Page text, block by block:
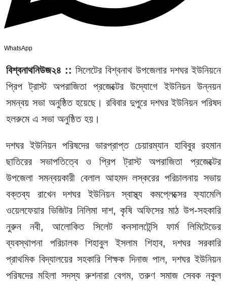
WhatsApp
বিশ্বনাথনিউজ২৪ :: সিলেটের বিশ্বনাথ উপজেলার দশঘর ইউনিয়নে
প্রিপ ট্রাস্ট অপরাজিতা প্রজেক্টের উদ্যোগে ইউনিয়ন উন্নয়ন
সমন্বয় সভা অনুষ্ঠিত হয়েছে। রবিবার দুপুরে দশঘর ইউনিয়ন পরিষদ
হলরুমে এ সভা অনুষ্ঠিত হয়।
দশঘর ইউনিয়ন পরিষদের ভারপ্রাপ্ত চেয়ারম্যান হাবিবুর রহমান
ছাতিরের সভাপতিত্বে ও প্রিপ ট্রাস্ট অপরাজিতা প্রজেক্টের
উপজেলা সমন্বয়কারী বেলাল আহমদ লস্করের পরিচালনায় সভায়
বক্তব্য রাখেন দশঘর ইউনিয়ন স্বাস্থ্য কমপ্লেক্সের ফ্যামেলি
ওয়েলফেয়ার ভিজিটর নিলিমা দাশ, কৃষি অফিসের মাঠ উপ-সহকারি
নুরুন নবী, আলোকিত সিলেট কনসালটেন্সি ফার্ম লিমিটেডের
ব্যবস্থাপনা পরিচালক শিহাবুল ইসলাম শিহাব, দশঘর সরকারি
প্রাথমিক বিদ্যালয়ের সহকারি শিক্ষক দিনাজ পাল, দশঘর ইউনিয়ন
পরিষদের মহিলা সদস্য রুশনারা বেগম, তরুণ সমাজ সেবক নকুল